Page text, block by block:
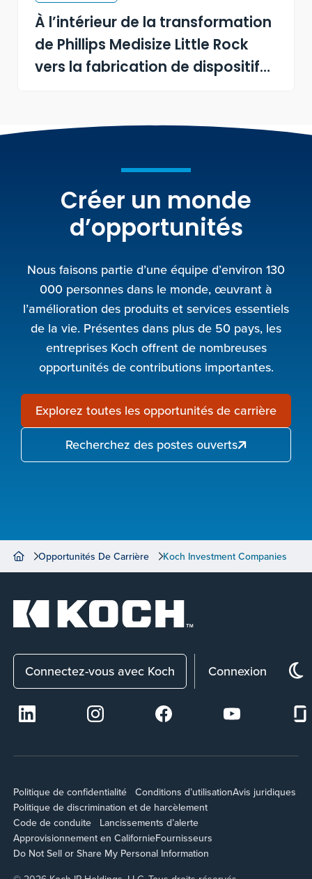
À l’intérieur de la transformation
de Phillips Medisize Little Rock
vers la fabrication de dispositifs
Créer un monde
d’opportunités
Nous faisons partie d’une équipe d’environ 130
000 personnes dans le monde, œuvrant à
l’amélioration des produits et services essentiels
de la vie. Présentes dans plus de 50 pays, les
entreprises Koch offrent de nombreuses
opportunités de contributions importantes.
Explorez toutes les opportunités de carrière
Recherchez des postes ouverts
Opportunités De Carrière Koch Investment Companies
Connectez-vous avec Koch Connexion
Politique de confidentialité Conditions d’utilisationAvis juridiques
Politique de discrimination et de harcèlement
Code de conduite
Lancissements d’alerte
Approvisionnement en CalifornieFournisseurs
Do Not Sell or Share My Personal Information